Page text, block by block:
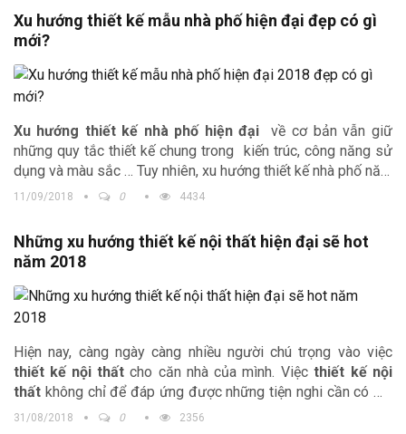
hãy cùng Trịnh Gia tìm hiểu thêm những thông tin thú vị dưới
đây nhé.
Xu hướng thiết kế mẫu nhà phố hiện đại đẹp có gì
mới?
Xu hướng thiết kế nhà phố hiện đại về cơ bản vẫn giữ
những quy tắc thiết kế chung trong kiến trúc, công năng sử
dụng và màu sắc … Tuy nhiên, xu hướng thiết kế nhà phố năm
nay có một vài nét nổi bật mà chắc chắn sau khi giới thiệu,
nhà phố hiện đại, hợp thời của mình.
11/09/2018 0 4434
Những xu hướng thiết kế nội thất hiện đại sẽ hot
năm 2018
Hiện nay, càng ngày càng nhiều người chú trọng vào việc
thiết kế nội thất cho căn nhà của mình. Việc thiết kế nội
thất không chỉ để đáp ứng được những tiện nghi cần có mà
còn để thể hiện mắt thầm mĩ cũng như cá tính riêng độc đáo
31/08/2018 0 2356